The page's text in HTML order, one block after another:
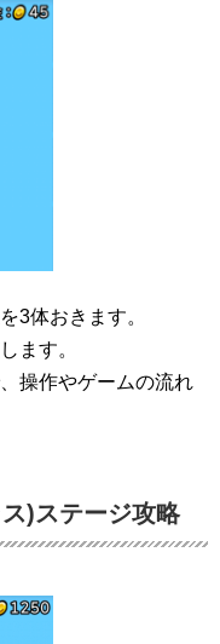
3体おきます。
ます。
操作やゲームの流れ
)ステージ攻略